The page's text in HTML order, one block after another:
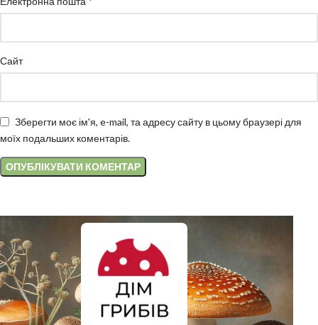
Сайт
Зберегти моє ім'я, e-mail, та адресу сайту в цьому браузері для
моїх подальших коментарів.